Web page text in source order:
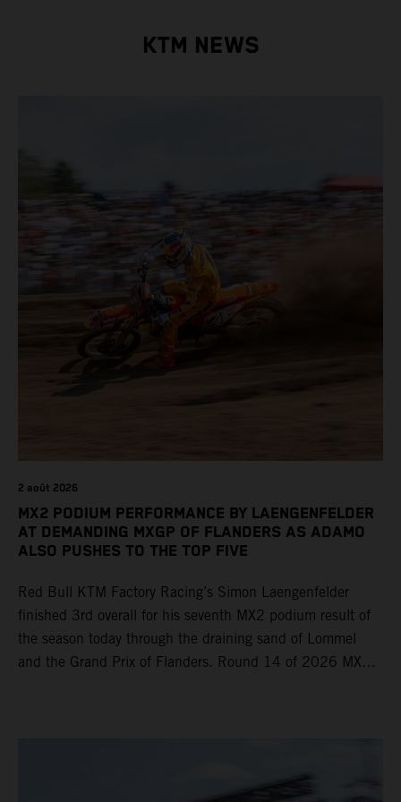
KTM NEWS
2 août 2026
MX2 PODIUM PERFORMANCE BY LAENGENFELDER
AT DEMANDING MXGP OF FLANDERS AS ADAMO
ALSO PUSHES TO THE TOP FIVE
Red Bull KTM Factory Racing’s Simon Laengenfelder
finished 3rd overall for his seventh MX2 podium result of
the season today through the draining sand of Lommel
and the Grand Prix of Flanders. Round 14 of 2026 MXGP